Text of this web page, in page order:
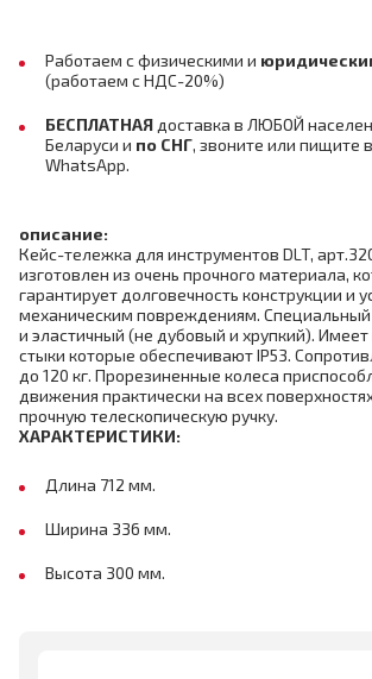
Работаем с физическими и
(работаем с НДС-20%)
БЕСПЛАТНАЯ доставка в ЛЮБОЙ
Беларуси и по СНГ, звоните или пищите
WhatsApp.
описание:
Кейс-тележка для инструментов DLT,
изготовлен из очень прочного материала,
гарантирует долговечность конструкции и
механическим повреждениям. Специальный
и эластичный (не дубовый и хрупкий).
стыки которые обеспечивают IP53.
до 120 кг. Прорезиненные колеса
движения практически на всех
прочную телескопическую ручку.
ХАРАКТЕРИСТИКИ:
Длина 712 мм.
Ширина 336 мм.
Высота 300 мм.